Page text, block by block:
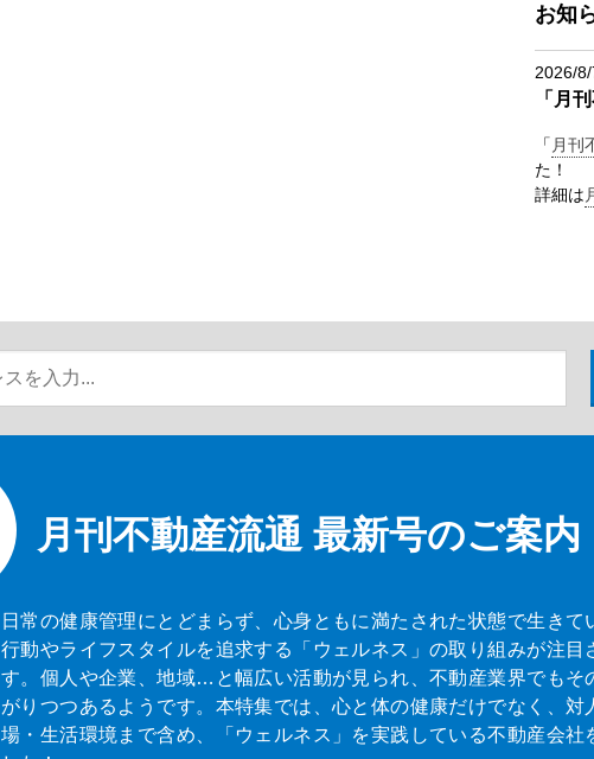
お知
2026/8/
「月
「 月刊
た！
詳細は
月刊不動産流通 最新号のご案内
日常の健康管理にとどまらず、心身ともに満たされた状態で生きて
行動やライフスタイルを追求する「ウェルネス」の取り組みが注目
す。個人や企業、地域…と幅広い活動が見られ、不動産業界でもそ
がりつつあるようです。本特集では、心と体の健康だけでなく、対
場・生活環境まで含め、「ウェルネス」を実践している不動産会社